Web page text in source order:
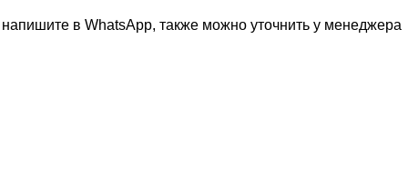
в WhatsApp, также можно уточнить у менеджера